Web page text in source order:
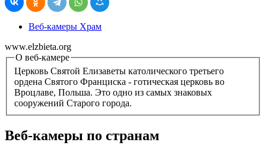
Веб-камеры Храм
www.elzbieta.org
О веб-камере
Церковь Святой Елизаветы католического третьего
ордена Святого Франциска - готическая церковь во
Вроцлаве, Польша. Это одно из самых знаковых
сооружений Старого города.
Веб-камеры по странам